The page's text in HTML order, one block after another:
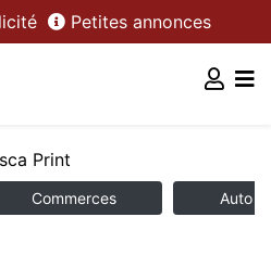
Petites annonces
Print
Commerces Auto /